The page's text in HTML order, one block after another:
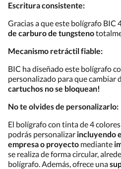
Escritura consistente:
Gracias a que este bolígrafo BIC
de carburo de tungsteno
Mecanismo retráctil fiable:
BIC ha diseñado este bolígrafo
personalizado para que cambiar
cartuchos no se bloquean!
No te olvides de personalizarlo:
El bolígrafo con tinta de 4
podrás personalizar incluyendo
empresa o proyecto mediante
se realiza de forma circular,
bolígrafo. Además, ofrece una